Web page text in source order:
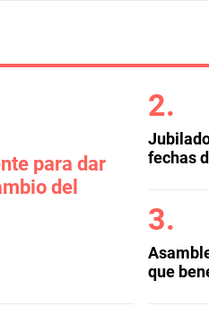
para dar
del
fechas
que